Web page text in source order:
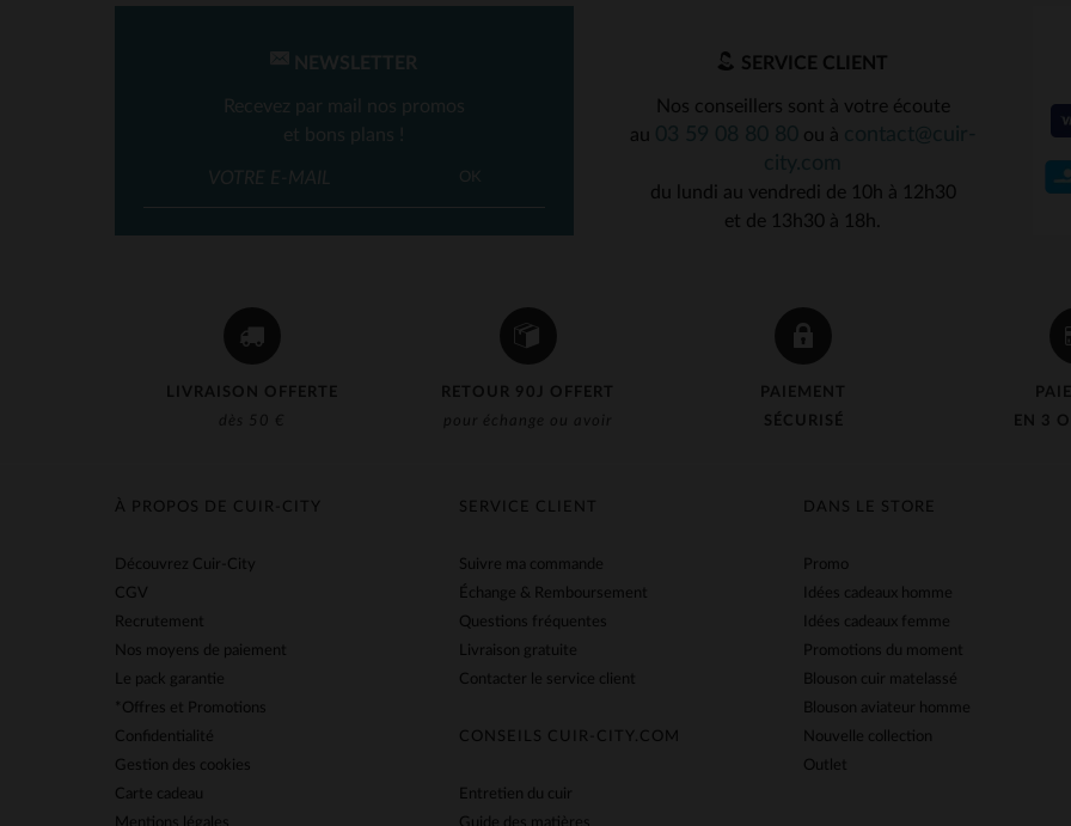
Kaporal Shoes
Last Rebels(4)
Marine Nationale
Mc Gregor (1)
Milestone (1)
Paris Saint Germain
Redskins
TAILLES DISPONIBLES
LIVRAISON OFFERTE
dès 50 €
RETOUR 90J OFFERT
pour échange ou avoir
PAIEMENT
SÉCURISÉ
EN 3
NEWSLETTER
Recevez par mail nos promos
et bons plans !
OK
SERVICE CLIENT
Nos conseillers sont à votre écoute
au
ou à
du lundi au vendredi de 10h à 12h30
et de 13h30 à 18h.
SERVICE CLIENT
Suivre ma commande
Échange & Remboursement
Questions fréquentes
Livraison gratuite
Contacter le service client
CONSEILS CUIR-CITY.COM
Entretien du cuir
DANS LE STORE
Promo
Idées cadeaux homme
Idées cadeaux femme
Promotions du moment
Blouson cuir matelassé
Blouson aviateur homme
Nouvelle collection
Outlet
À PROPOS DE CUIR-CITY
Découvrez Cuir-City
CGV
Recrutement
Nos moyens de paiement
Le pack garantie
*Offres et Promotions
Confidentialité
Gestion des cookies
Carte cadeau